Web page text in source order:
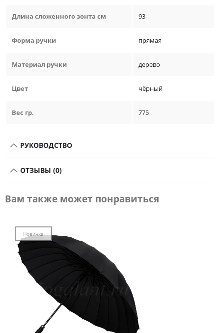
Длина сложенного зонта см 93
Форма ручки прямая
Материал ручки дерево
Цвет чёрный
Вес гр. 775
РУКОВОДСТВО
ОТЗЫВЫ (0)
Вам также может понравиться
Новинка